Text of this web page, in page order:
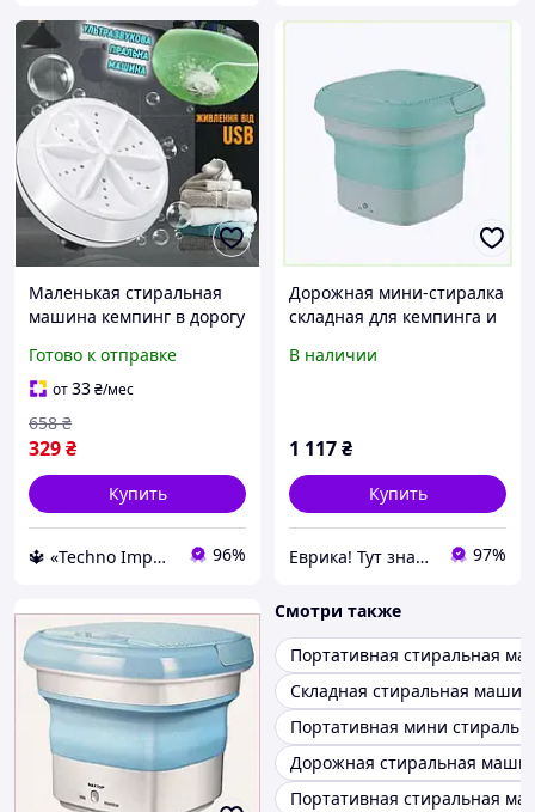
Маленькая стиральная
машина кемпинг в дорогу
быстрой стиркой
стиралка контролем
температ RZV
Готово к отправке
от33₴/мес
329₴
658 ₴
Купить
🔱 «Techno Imperia» Компетентность! Качество товара! Быстрая отправка! ✅ 96%
Дорожная мини-стиралка
складная для кемпинга и
8MK581366
В наличии
1 117₴
Купить
Еврика! Тут знайдеться все! 97%
Смотри также
Портативная стиральная
Складная стиральная
Портативная мини
Дорожная стиральная
Портативная стиральная